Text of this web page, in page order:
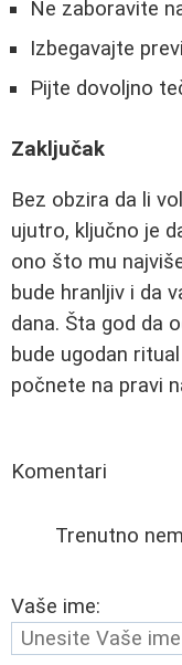
Ne zaboravite
Izbegavajte
Pijte dovoljno
Zaključak
Bez obzira da li
ujutro, ključno je
ono što mu
bude hranljiv i da
dana. Šta god da
bude ugodan
počnete na pravi
Komentari
Trenutno
Vaše ime: